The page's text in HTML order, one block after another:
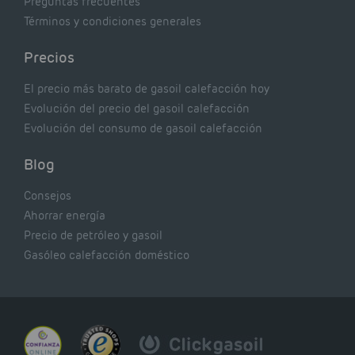
Términos y condiciones generales
Precios
El precio más barato de gasoil calefacción hoy
Evolución del precio del gasoil calefacción
Evolución del consumo de gasoil calefacción
Blog
Consejos
Ahorrar energía
Precio de petróleo y gasoil
Gasóleo calefacción doméstico